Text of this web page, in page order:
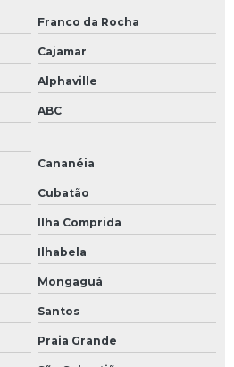
Franco da Rocha
Cajamar
Alphaville
ABC
Cananéia
Cubatão
Ilha Comprida
Ilhabela
Mongaguá
Santos
Praia Grande